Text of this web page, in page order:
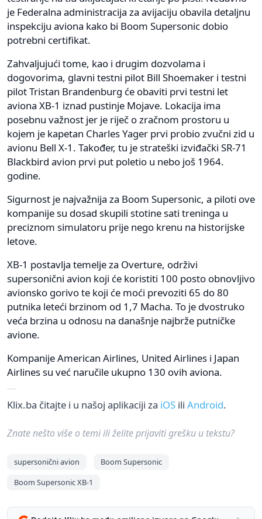
je Federalna administracija za avijaciju obavila detaljnu
inspekciju aviona kako bi Boom Supersonic dobio
potrebni certifikat.
Zahvaljujući tome, kao i drugim dozvolama i
dogovorima, glavni testni pilot Bill Shoemaker i testni
pilot Tristan Brandenburg će obaviti prvi testni let
aviona XB-1 iznad pustinje Mojave. Lokacija ima
posebnu važnost jer je riječ o zračnom prostoru u
kojem je kapetan Charles Yager prvi probio zvučni zid u
avionu Bell X-1. Također, tu je strateški izviđački SR-71
Blackbird avion prvi put poletio u nebo još 1964.
godine.
Sigurnost je najvažnija za Boom Supersonic, a piloti ove
kompanije su dosad skupili stotine sati treninga u
preciznom simulatoru prije nego krenu na historijske
letove.
XB-1 postavlja temelje za Overture, održivi
supersonični avion koji će koristiti 100 posto obnovljivo
avionsko gorivo te koji će moći prevoziti 65 do 80
putnika leteći brzinom od 1,7 Macha. To je dvostruko
veća brzina u odnosu na današnje najbrže putničke
avione.
Kompanije American Airlines, United Airlines i Japan
Airlines su već naručile ukupno 130 ovih aviona.
Klix.ba čitajte i u našoj aplikaciji za iOS ili Android.
Znate nešto više o temi ili želite prijaviti grešku u tekstu?
supersonični avion
Boom Supersonic
Boom Supersonic XB-1